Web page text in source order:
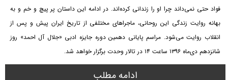
فواد حتی نمی‌داند چرا او را زندانی کرده‌اند. در ادامه این داستان پر پیچ و خم و به
بهانه روایت زندگی این روحانی، ماجراهای مختلفی از تاریخ ایران پیش و پس از
انقلاب روایت می‌شود. مراسم پایانی دهمین دوره جایزه ادبی «جلال آل‌ احمد» روز
شانزدهم دی‌ماه ۱۳۹۶ ساعت ۱۴ در تالار وحدت برگزار خواهد شد.
ادامه مطلب